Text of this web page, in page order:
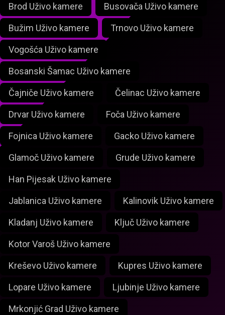
Brod Uživo kamere Busovača Uživo kamere
Bužim Uživo kamere Trnovo Uživo kamere
Vogošća Uživo kamere
Bosanski Šamac Uživo kamere
Čajniče Uživo kamere Čelinac Uživo kamere
Drvar Uživo kamere Foča Uživo kamere
Fojnica Uživo kamere Gacko Uživo kamere
Glamoč Uživo kamere Grude Uživo kamere
Han Pijesak Uživo kamere
Jablanica Uživo kamere Kalinovik Uživo kamere
Kladanj Uživo kamere Ključ Uživo kamere
Kotor Varoš Uživo kamere
Kreševo Uživo kamere Kupres Uživo kamere
Lopare Uživo kamere Ljubinje Uživo kamere
Mrkonjić Grad Uživo kamere